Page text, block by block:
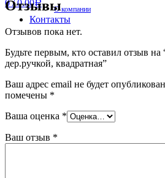
0/ 0.00Р
О компании
Контакты
Отзывы
Отзывов пока нет.
Будьте первым, кто оставил отзыв на
дер.ручкой, квадратная”
Ваш адрес email не будет
помечены *
Ваша оценка *
Ваш отзыв *